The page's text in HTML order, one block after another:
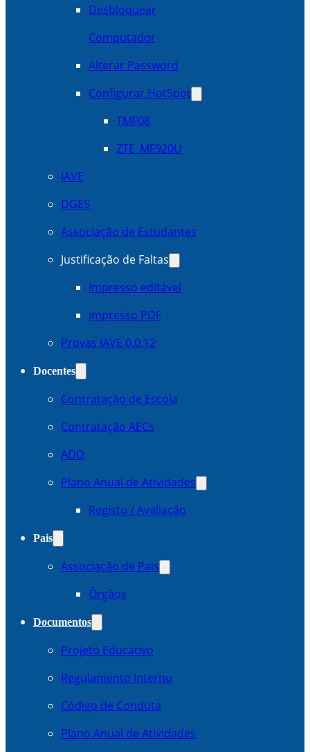
Desbloquear
Computador
Alterar Password
Configurar HotSpot
TMF08
ZTE_MF920U
IAVE
DGES
Associação de Estudantes
Justificação de Faltas
Impresso editável
Impresso PDF
Provas IAVE 0.0.12
Docentes
Contratação de Escola
Contratação AECs
ADD
Plano Anual de Atividades
Registo / Avaliação
Pais
Associação de Pais
Órgãos
Documentos
Projeto Educativo
Regulamento Interno
Código de Conduta
Plano Anual de Atividades